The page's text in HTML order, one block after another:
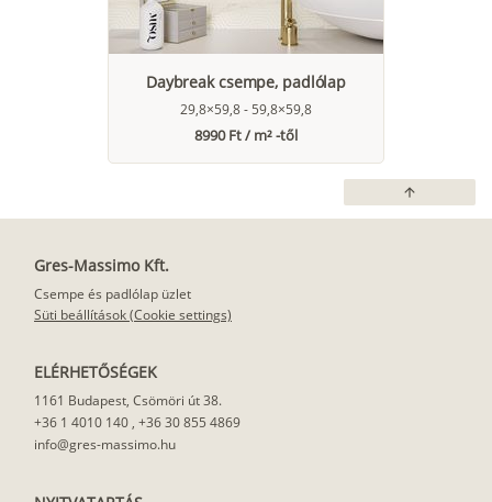
Daybreak csempe, padlólap
29,8×59,8 - 59,8×59,8
8990 Ft / m² -től
arrow_upward
Gres-Massimo Kft.
Csempe és padlólap üzlet
Süti beállítások (Cookie settings)
ELÉRHETŐSÉGEK
1161 Budapest, Csömöri út 38.
+36 1 4010 140 , +36 30 855 4869
info@gres-massimo.hu